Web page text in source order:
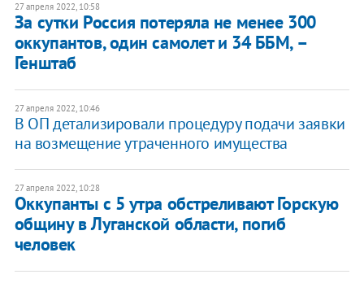
27 апреля 2022, 10:58
За сутки Россия потеряла не менее 300
оккупантов, один самолет и 34 ББМ, –
Генштаб
27 апреля 2022, 10:46
В ОП детализировали процедуру подачи заявки
на возмещение утраченного имущества
27 апреля 2022, 10:28
Оккупанты с 5 утра обстреливают Горскую
общину в Луганской области, погиб
человек